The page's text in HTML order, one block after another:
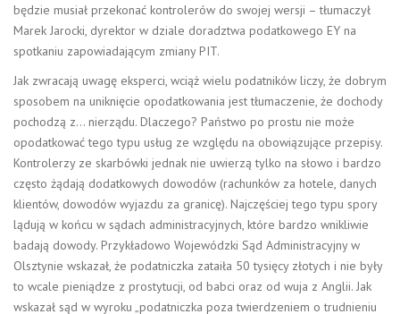
będzie musiał przekonać kontrolerów do swojej wersji – tłumaczył
Marek Jarocki, dyrektor w dziale doradztwa podatkowego EY na
spotkaniu zapowiadającym zmiany PIT.
Jak zwracają uwagę eksperci, wciąż wielu podatników liczy, że dobrym
sposobem na uniknięcie opodatkowania jest tłumaczenie, że dochody
pochodzą z… nierządu. Dlaczego? Państwo po prostu nie może
opodatkować tego typu usług ze względu na obowiązujące przepisy.
Kontrolerzy ze skarbówki jednak nie uwierzą tylko na słowo i bardzo
często żądają dodatkowych dowodów (rachunków za hotele, danych
klientów, dowodów wyjazdu za granicę). Najczęściej tego typu spory
lądują w końcu w sądach administracyjnych, które bardzo wnikliwie
badają dowody. Przykładowo Wojewódzki Sąd Administracyjny w
Olsztynie wskazał, że podatniczka zataiła 50 tysięcy złotych i nie były
to wcale pieniądze z prostytucji, od babci oraz od wuja z Anglii. Jak
wskazał sąd w wyroku „podatniczka poza twierdzeniem o trudnieniu